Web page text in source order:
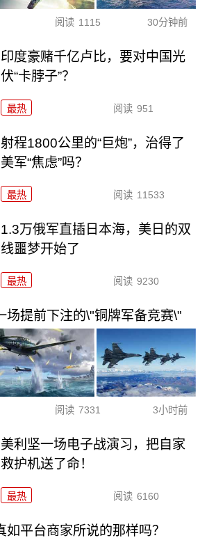
阅读 1115 30分钟前
印度豪赌千亿卢比，要对中国光
伏“卡脖子”？
最热 阅读 951
射程1800公里的“巨炮”，治得了
美军“焦虑”吗？
最热 阅读 11533
1.3万俄军直插日本海，美日的双
线噩梦开始了
最热 阅读 9230
场提前下注的\"铜牌军备竞赛\"
阅读 7331 3小时前
美利坚一场电子战演习，把自家
救护机送了命！
最热 阅读 6160
平台商家所说的那样吗？